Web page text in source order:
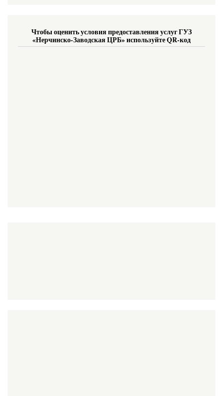
Чтобы оценить условия предоставления услуг ГУЗ
«Нерчинско-Заводская ЦРБ» используйте QR-код